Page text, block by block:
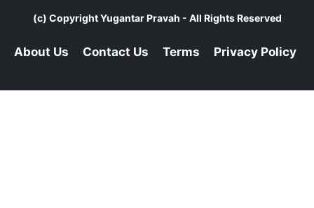
(c) CopyrightYugantar Pravah - All Rights Reserved
About Us Contact Us Terms Privacy Policy